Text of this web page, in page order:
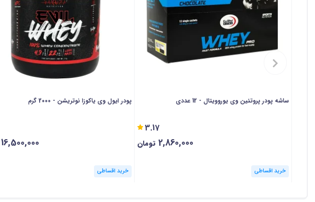
بررسی ارزش غذایی پروتئین وی گلد فانتوم نوتریشن ۴۵۴۰گرمی
در هر وعده مصرفی می‌ تواند برای بالا بردن حجم عضلات با کیفیت بسیار مناسب باشد. با هدف بالا
این پایان کار نیست و در هر سروینگ
ساشه پودر پروتئین وی یوروویتال - 12 عددی
3.17
2,860,000 تومان
خرید اقساطی
پودر ایول وی یاکوزا نوتریشن - 2000 گرم
16,500,000
خرید اقساطی